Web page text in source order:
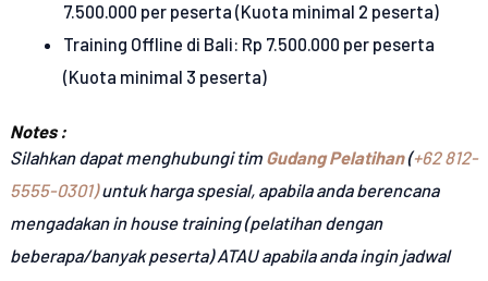
7.500.000 per peserta (Kuota minimal 2 peserta)
Training Offline di Bali: Rp 7.500.000 per peserta
(Kuota minimal 3 peserta)
Notes :
Silahkan dapat menghubungi tim Gudang Pelatihan(+62 812-
5555-0301)untuk harga spesial, apabila anda berencana
mengadakan in house training (pelatihan dengan
beberapa/banyak peserta) ATAU apabila anda ingin jadwal